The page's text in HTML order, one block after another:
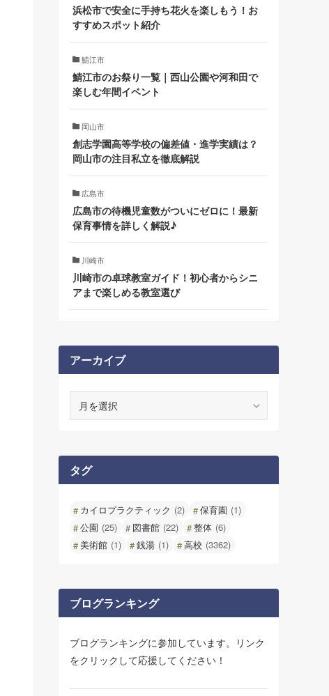
浜松市で安全に手持ち花火を楽しもう！お
すすめスポット紹介
鯖江市
鯖江市のお祭り一覧｜西山公園や河和田で
楽しむ年間イベント
岡山市
創志学園高等学校の偏差値・進学実績は？
岡山市の注目私立を徹底解説
広島市
広島市の待機児童数がついにゼロに！最新
保育事情を詳しく解説♪
川崎市
川崎市の卓球教室ガイド！初心者からシニ
アまで楽しめる教室選び
アーカイブ
ブ
タグ
カイロプラクティック (2) 保育園 (1)
公園 (25) 図書館 (22) 整体 (6)
美術館 (1) 銭湯 (1) 高校 (3362)
ブログランキング
ブログランキングに参加しています。リンク
をクリックして応援してください！